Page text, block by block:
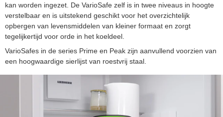
kan worden ingezet. De VarioSafe zelf is in twee niveaus in hoogte
verstelbaar en is uitstekend geschikt voor het overzichtelijk
opbergen van levensmiddelen van kleiner formaat en zorgt
tegelijkertijd voor orde in het koeldeel.
VarioSafes in de series Prime en Peak zijn aanvullend voorzien van
een hoogwaardige sierlijst van roestvrij staal.